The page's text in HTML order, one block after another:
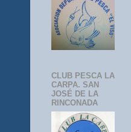
CLUB PESCA LA
CARPA. SAN
JOSÉ DE LA
RINCONADA